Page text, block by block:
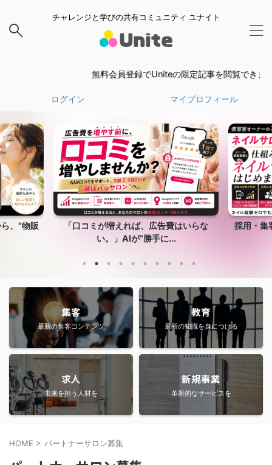
チャレンジと学びの共有コミュニティ ユナイト
無料会員登録でUniteの限定記事を閲覧できます。 無
ログイン マイプロフィール
、"物販
「口コミが増えれば、広告費はいらな
い。」AIが”勝手に...
採用・集
集客
最新の集客コンテンツ
教育
最新の知識を身につける
求人
未来を担う人材を
新規事業
革新的なサービスを
HOME > パートナーサロン募集